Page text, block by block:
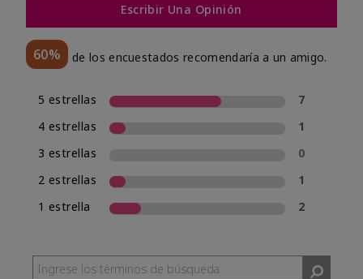
Escribir Una Opinión
60% de los encuestados recomendaría a un amigo.
5 estrellas
7
4 estrellas
1
3 estrellas
0
2 estrellas
1
1 estrella
2